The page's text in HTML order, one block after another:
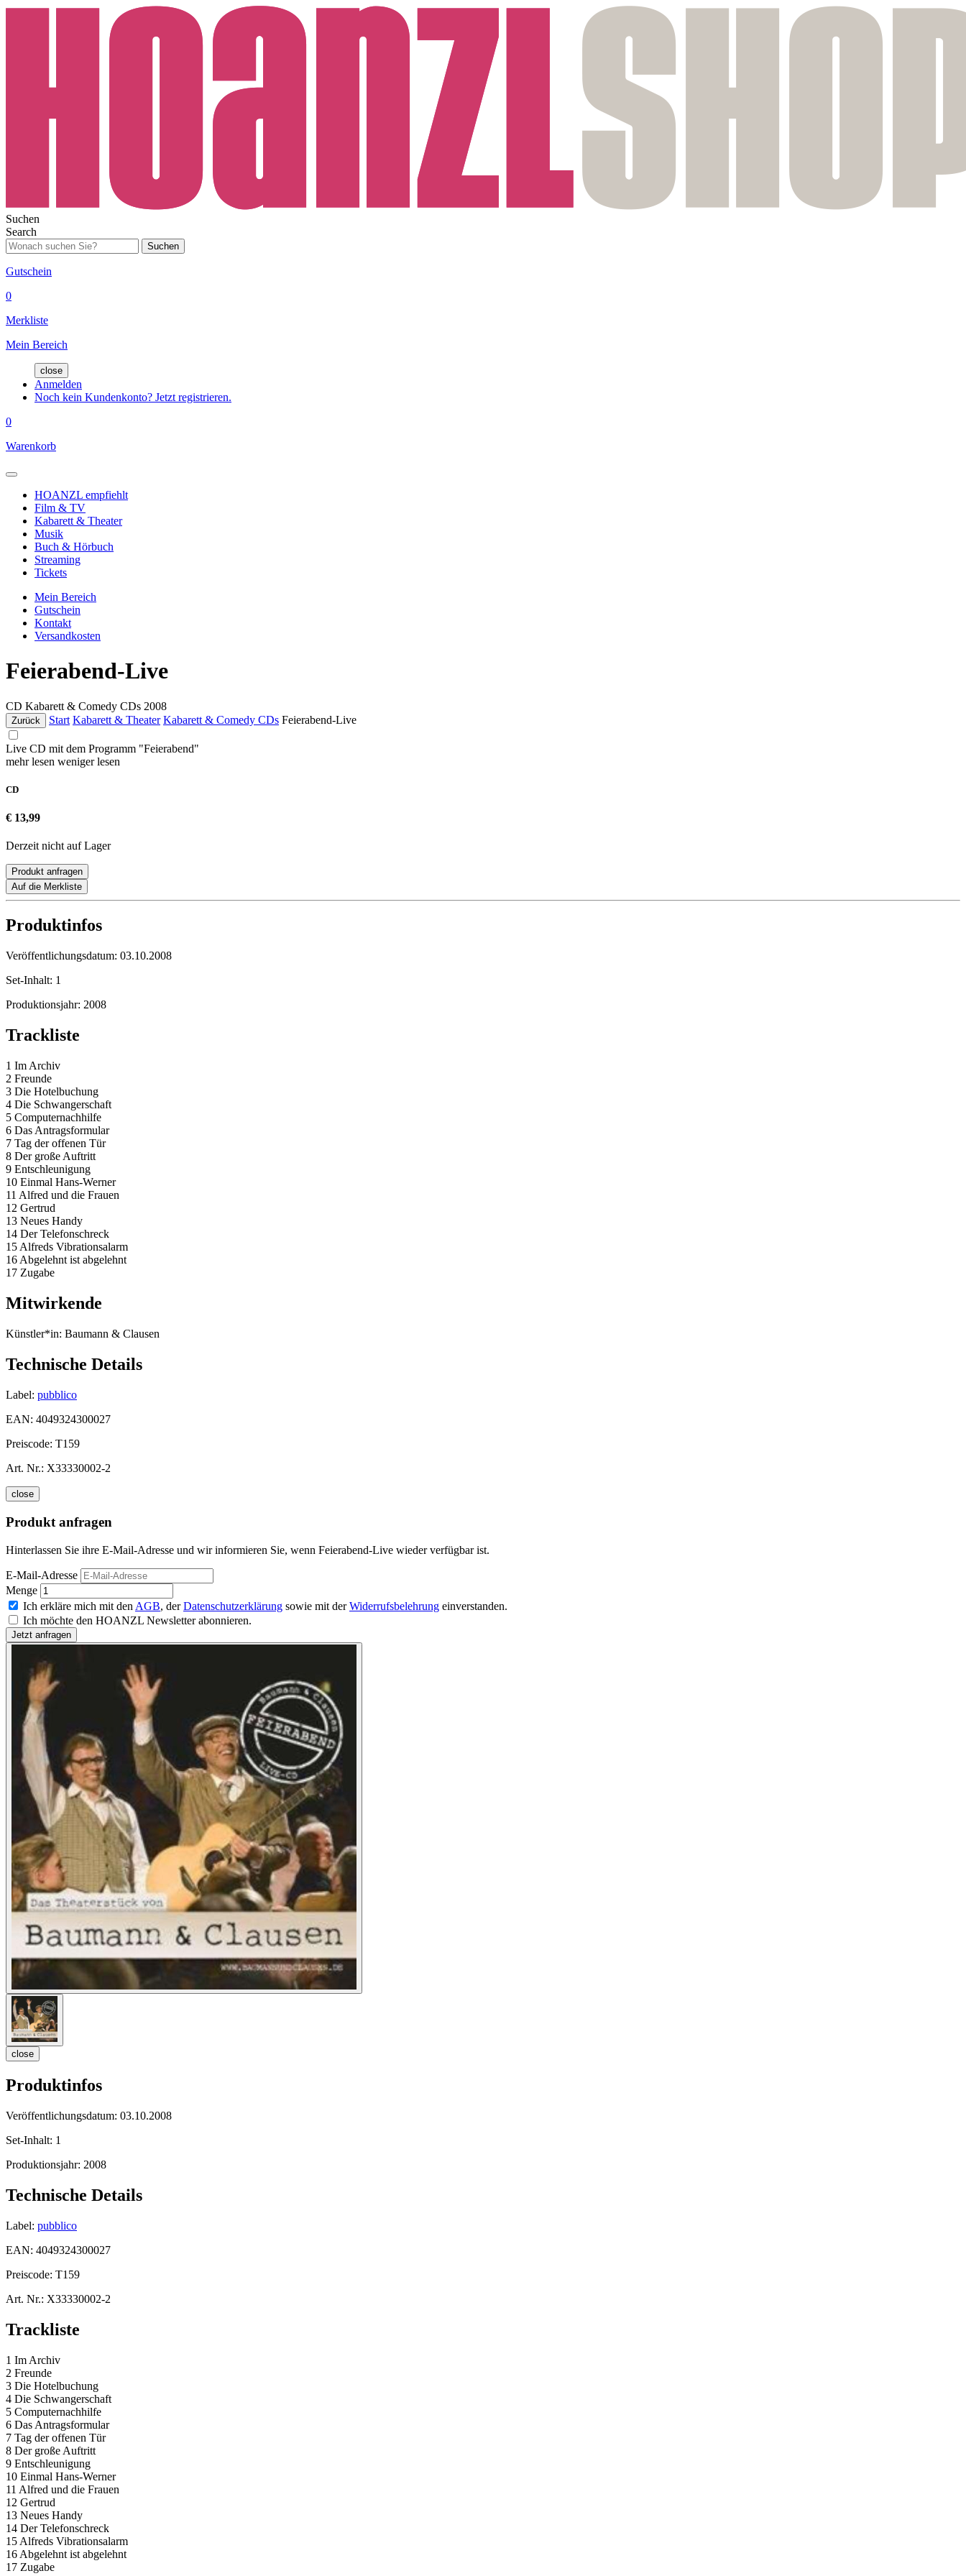
Suchen
Search
Suchen
Gutschein
0
Merkliste
Mein Bereich
close
Anmelden
Noch kein Kundenkonto? Jetzt registrieren.
0
Warenkorb
HOANZL empfiehlt
Film & TV
Kabarett & Theater
Musik
Buch & Hörbuch
Streaming
Tickets
Mein Bereich
Gutschein
Kontakt
Versandkosten
Feierabend-Live
CD Kabarett & Comedy CDs 2008
Zurück Start Kabarett & Theater Kabarett & Comedy CDs Feierabend-Live
Live CD mit dem Programm "Feierabend"
mehr lesen weniger lesen
CD
€ 13,99
Derzeit nicht auf Lager
Produkt anfragen
Auf die Merkliste
Produktinfos
Veröffentlichungsdatum: 03.10.2008
Set-Inhalt: 1
Produktionsjahr: 2008
Trackliste
1 Im Archiv
2 Freunde
3 Die Hotelbuchung
4 Die Schwangerschaft
5 Computernachhilfe
6 Das Antragsformular
7 Tag der offenen Tür
8 Der große Auftritt
9 Entschleunigung
10 Einmal Hans-Werner
11 Alfred und die Frauen
12 Gertrud
13 Neues Handy
14 Der Telefonschreck
15 Alfreds Vibrationsalarm
16 Abgelehnt ist abgelehnt
17 Zugabe
Mitwirkende
Künstler*in: Baumann & Clausen
Technische Details
Label: pubblico
EAN: 4049324300027
Preiscode: T159
Art. Nr.: X33330002-2
close
Produkt anfragen
Hinterlassen Sie ihre E-Mail-Adresse und wir informieren Sie, wenn Feierabend-Live wieder verfügbar ist.
E-Mail-Adresse
Menge
Ich erkläre mich mit den AGB, derDatenschutzerklärung sowie mit derWiderrufsbelehrung einverstanden.
Ich möchte den HOANZL Newsletter abonnieren.
close
Produktinfos
Veröffentlichungsdatum: 03.10.2008
Set-Inhalt: 1
Produktionsjahr: 2008
Technische Details
Label: pubblico
EAN: 4049324300027
Preiscode: T159
Art. Nr.: X33330002-2
Trackliste
1 Im Archiv
2 Freunde
3 Die Hotelbuchung
4 Die Schwangerschaft
5 Computernachhilfe
6 Das Antragsformular
7 Tag der offenen Tür
8 Der große Auftritt
9 Entschleunigung
10 Einmal Hans-Werner
11 Alfred und die Frauen
12 Gertrud
13 Neues Handy
14 Der Telefonschreck
15 Alfreds Vibrationsalarm
16 Abgelehnt ist abgelehnt
17 Zugabe